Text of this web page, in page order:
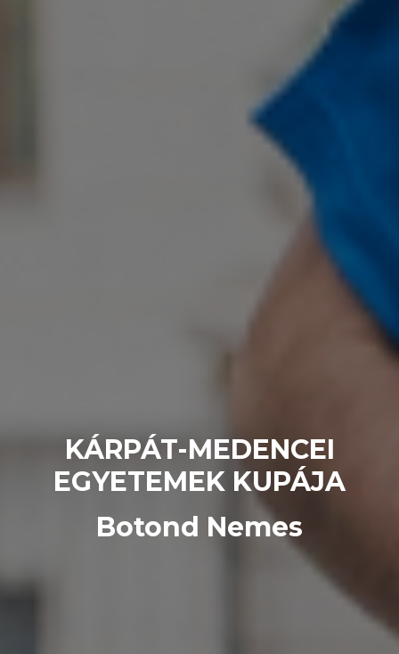
KÁRPÁT-MEDENCEI
EGYETEMEK KUPÁJA
Botond Nemes